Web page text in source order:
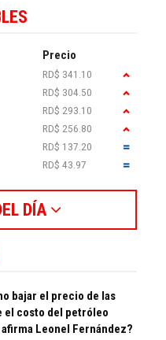
Precio
RD$ 341.10
RD$ 304.50
RD$ 293.10
RD$ 256.80
RD$ 137.20
RD$ 43.97
DÍA
bajar el precio de las
el costo del petróleo
Leonel Fernández?